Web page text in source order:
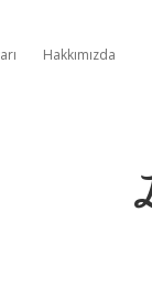
Hakkımızda